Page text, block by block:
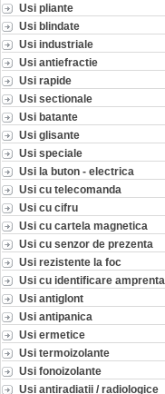
Usi pliante
Usi blindate
Usi industriale
Usi antiefractie
Usi rapide
Usi sectionale
Usi batante
Usi glisante
Usi speciale
Usi la buton - electrica
Usi cu telecomanda
Usi cu cifru
Usi cu cartela magnetica
Usi cu senzor de prezenta
Usi rezistente la foc
Usi cu identificare amprenta
Usi antiglont
Usi antipanica
Usi ermetice
Usi termoizolante
Usi fonoizolante
Usi antiradiatii / radiologice